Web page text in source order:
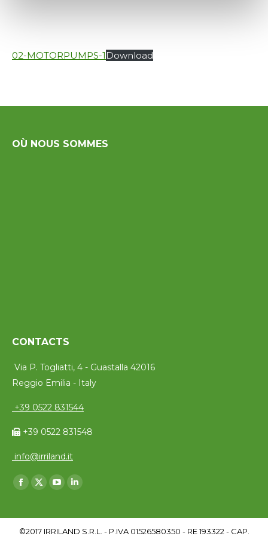
02-MOTORPUMPS-1Download
OÙ NOUS SOMMES
CONTACTS
Via P. Togliatti, 4 - Guastalla 42016
Reggio Emilia - Italy
+39 0522 831544
+39 0522 831548
info@irriland.it
Trouvez nous sur :
Facebook
opens
X
opens
YouTube
opens
LinkedIn
opens
©2017 IRRILAND S.R.L. - P.IVA 01526580350 - RE 193322 - CAP.